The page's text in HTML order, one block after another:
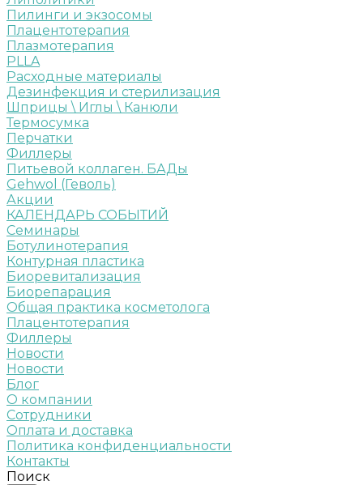
Пилинги и экзосомы
Плацентотерапия
Плазмотерапия
PLLA
Расходные материалы
Дезинфекция и стерилизация
Шприцы \ Иглы \ Канюли
Термосумка
Перчатки
Филлеры
Питьевой коллаген. БАДы
Gehwol (Геволь)
Акции
КАЛЕНДАРЬ СОБЫТИЙ
Семинары
Ботулинотерапия
Контурная пластика
Биоревитализация
Биорепарация
Общая практика косметолога
Плацентотерапия
Филлеры
Новости
Новости
Блог
О компании
Сотрудники
Оплата и доставка
Политика конфиденциальности
Контакты
Поиск